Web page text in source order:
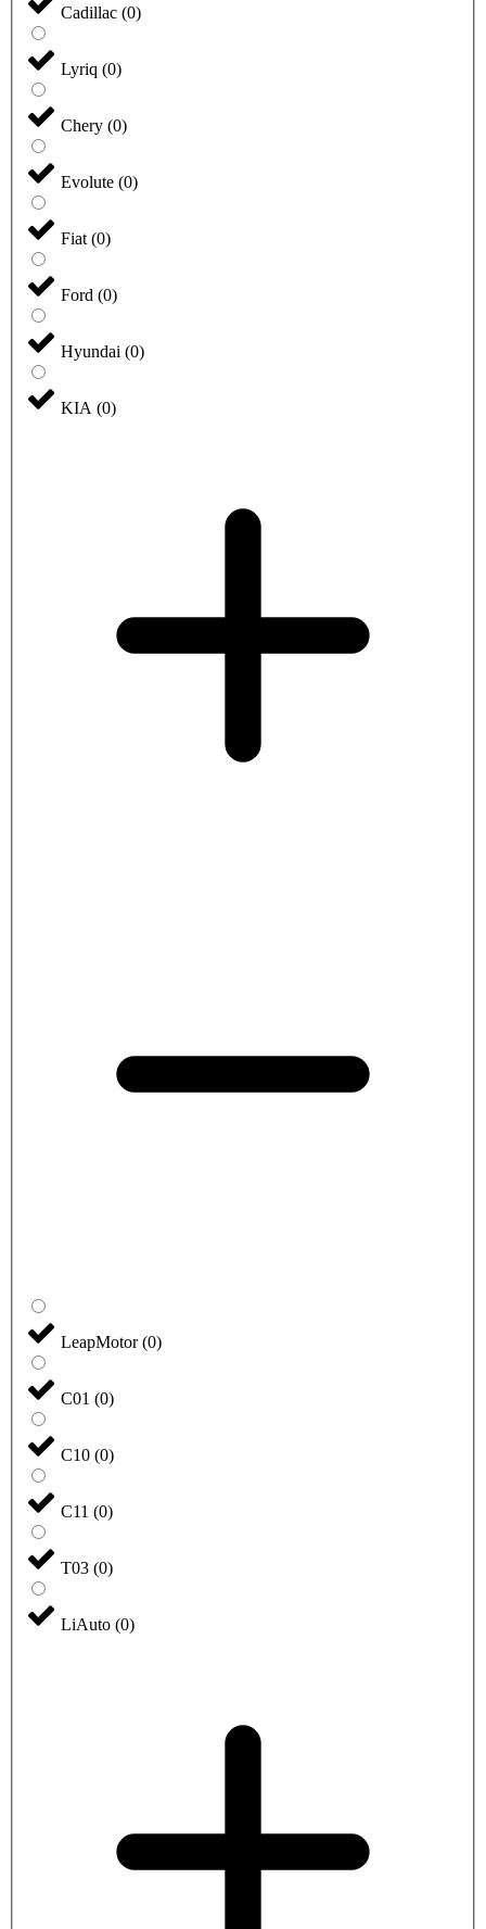
Cadillac (0)
Lyriq (0)
Chery (0)
Evolute (0)
Fiat (0)
Ford (0)
Hyundai (0)
KIA (0)
LeapMotor (0)
C01 (0)
C10 (0)
C11 (0)
T03 (0)
LiAuto (0)